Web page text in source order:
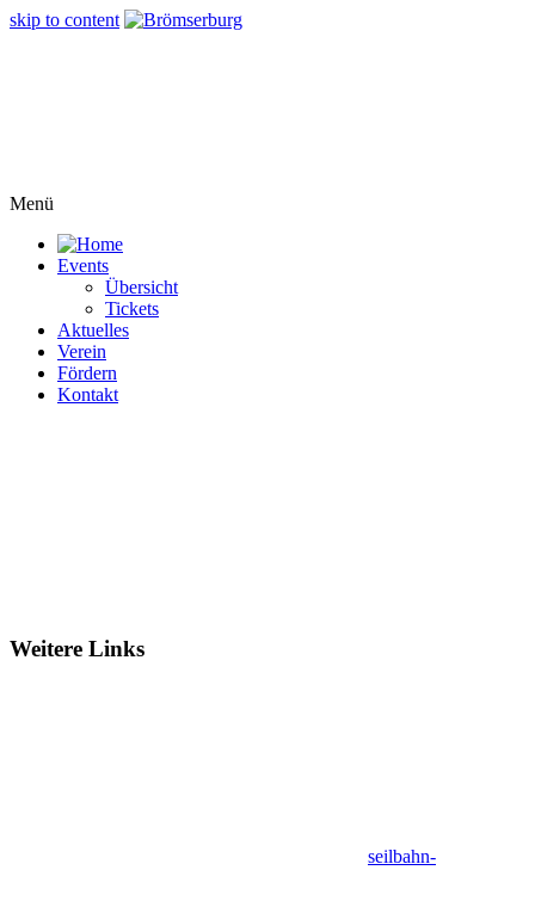
skip to content
Menü
Events
Übersicht
Tickets
Aktuelles
Verein
Fördern
Kontakt
Weitere Links
seilbahn-